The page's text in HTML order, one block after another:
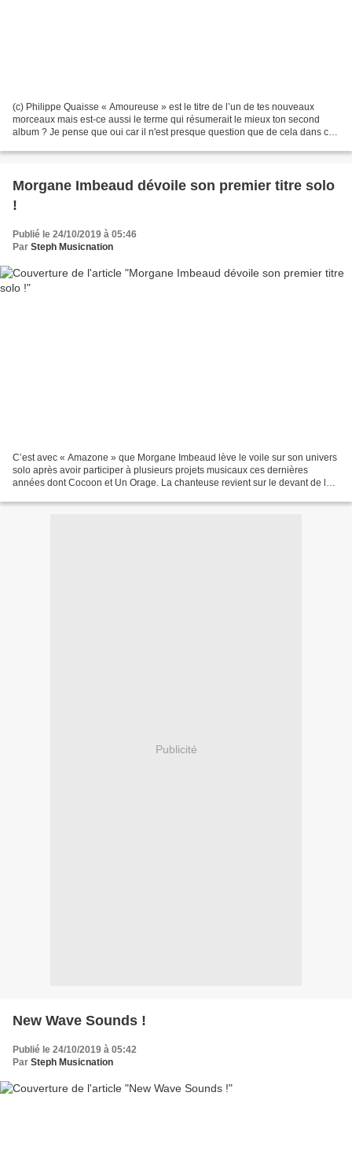
(c) Philippe Quaisse « Amoureuse » est le titre de l’un de tes nouveaux
morceaux mais est-ce aussi le terme qui résumerait le mieux ton second
album ? Je pense que oui car il n'est presque question que de cela dans ce
Morgane Imbeaud dévoile son premier titre solo
!
Publié le 24/10/2019 à 05:46
Par Steph Musicnation
C’est avec « Amazone » que Morgane Imbeaud lève le voile sur son univers
solo après avoir participer à plusieurs projets musicaux ces dernières
années dont Cocoon et Un Orage. La chanteuse revient sur le devant de la
Publicité
New Wave Sounds !
Publié le 24/10/2019 à 05:42
Par Steph Musicnation